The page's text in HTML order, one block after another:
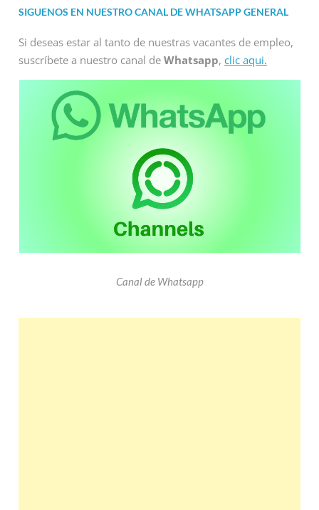
SIGUENOS EN NUESTRO CANAL DE WHATSAPP GENERAL
Si deseas estar al tanto de nuestras vacantes de empleo,
suscríbete a nuestro canal deWhatsapp,clic aqui.
Canal de Whatsapp